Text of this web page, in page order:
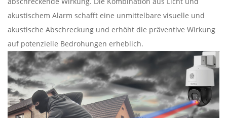
akustischem Alarm schafft eine unmittelbare visuelle und
akustische Abschreckung und erhöht die präventive Wirkung
auf potenzielle Bedrohungen erheblich.